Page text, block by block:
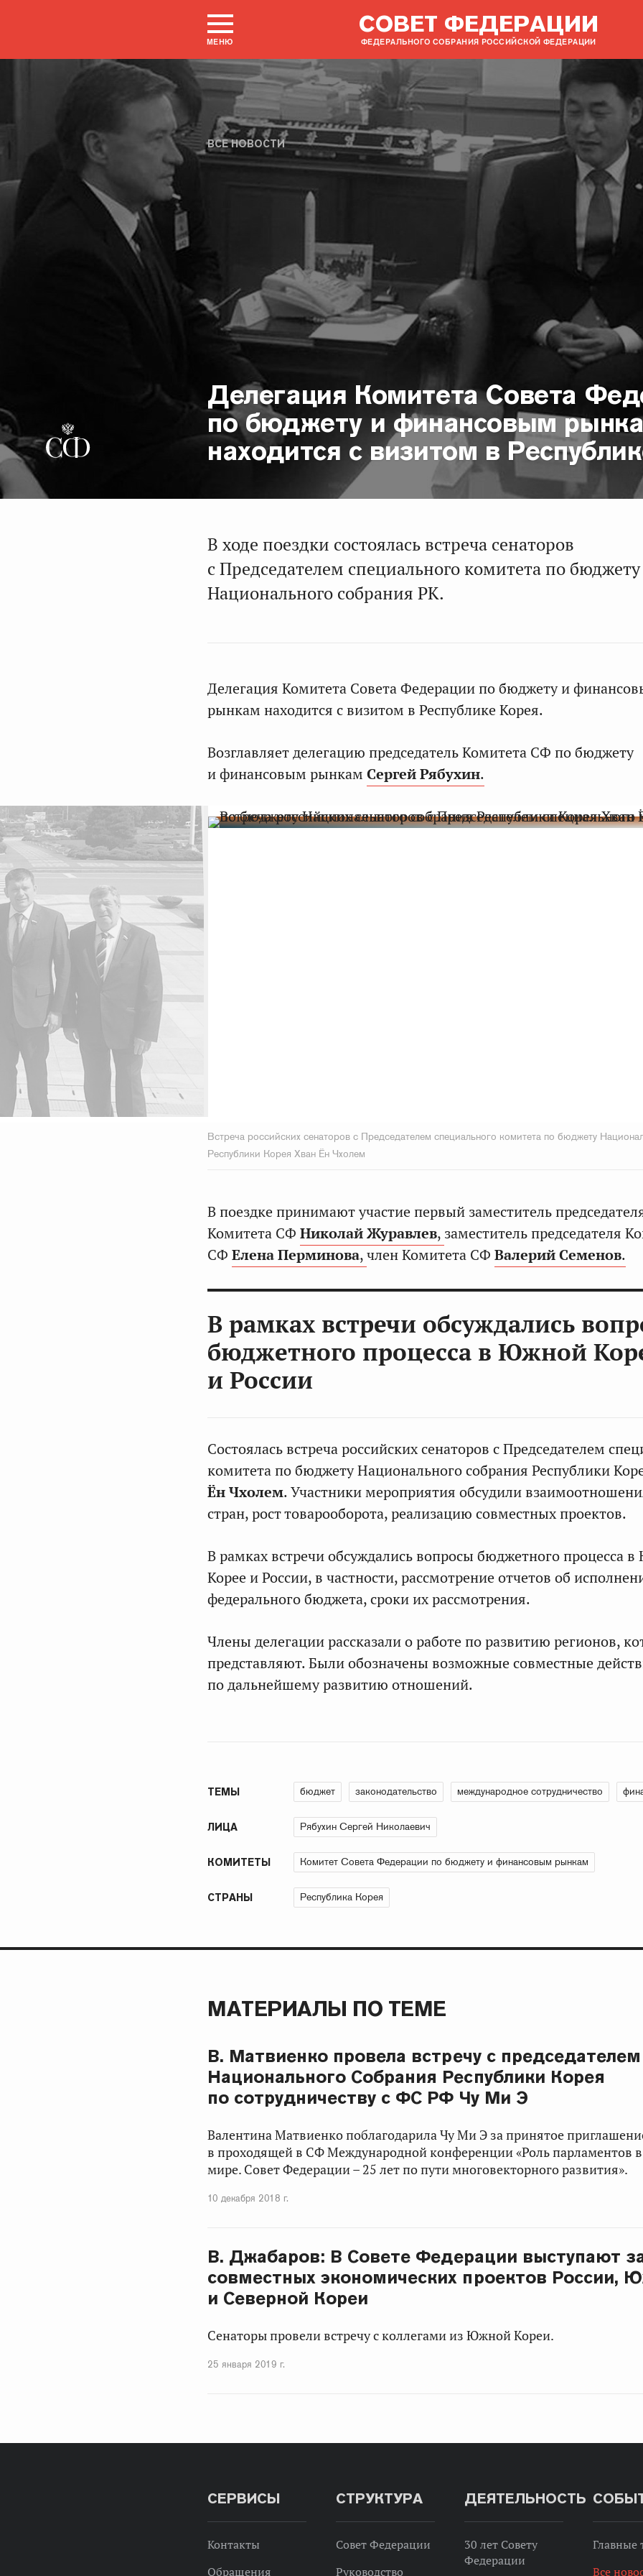
МЕНЮ
СОВЕТ ФЕДЕРАЦИИ
ФЕДЕРАЛЬНОГО СОБРАНИЯ РОССИЙСКОЙ ФЕДЕРАЦИИ
ВСЕ НОВОСТИ
Делегация Комитета Совета
по бюджету и финансовым
находится с визитом в
В ходе поездки состоялась встреча сенаторов
с Председателем специального комитета по бюджету
Национального собрания РК.
Делегация Комитета Совета Федерации по бюджету и
рынкам находится с визитом в Республике Корея.
Возглавляет делегацию председатель Комитета СФ по бюджету
и финансовым рынкам Сергей Рябухин.
Встреча российских сенаторов с Председателем специального комитета по бюджету
Республики Корея Хван Ён Чхолем
В поездке принимают участие первый заместитель
Комитета СФ Николай Журавлев, заместитель председателя
СФ Елена Перминова,член Комитета СФ Валерий Семенов.
В рамках встречи обсуждались
бюджетного процесса в Южной
и России
Состоялась встреча российских сенаторов с Председателем
комитета по бюджету Национального собрания Республики
ЁнЧхолем. Участники мероприятия обсудили
стран, рост товарооборота, реализацию совместных проектов.
В рамках встречи обсуждались вопросы бюджетного процесса
Корее и России, в частности, рассмотрение отчетов об
федерального бюджета, сроки их рассмотрения.
Члены делегации рассказали о работе по развитию регионов,
представляют. Были обозначены возможные совместные
по дальнейшему развитию отношений.
ТЕМЫ бюджет законодательство международное сотрудничество
ЛИЦА Рябухин Сергей Николаевич
КОМИТЕТЫ Комитет Совета Федерации по бюджету и финансовым рынкам
СТРАНЫ Республика Корея
МАТЕРИАЛЫ ПО ТЕМЕ
В. Матвиенко провела встречу с
Национального Собрания Республики Корея
по сотрудничеству с ФС РФ Чу Ми Э
Валентина МатвиенкопоблагодарилаЧу Ми Э за принятое
в проходящей в СФ Международной конференции «Роль парламентов
мире. Совет Федерации – 25 лет по пути многовекторного развития».
10 декабря 2018 г.
В. Джабаров: В Совете Федерации выступают
совместных экономических проектов России,
и Северной Кореи
Сенаторы провели встречу с коллегами из Южной Кореи.
25 января 2019 г.
СЕРВИСЫ
Контакты
Обращения
СТРУКТУРА
Совет Федерации
Руководство
ДЕЯТЕЛЬНОСТЬ
30 лет Совету
Федерации
Главные
Все